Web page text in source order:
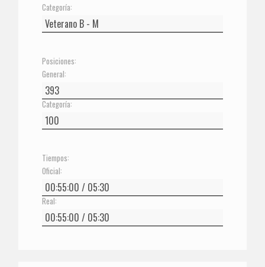
Categoría:
Posiciones:
General:
Categoría:
Tiempos:
Oficial:
Real: